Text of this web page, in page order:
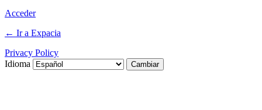
Acceder
← Ir a Expacia
Privacy Policy
Idioma